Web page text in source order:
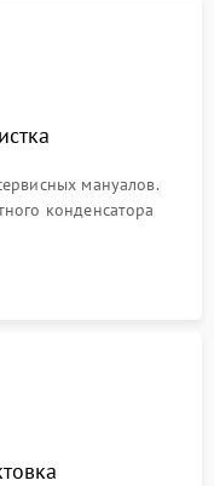
мануалов.
конденсатора
узлов от
спецсредств.